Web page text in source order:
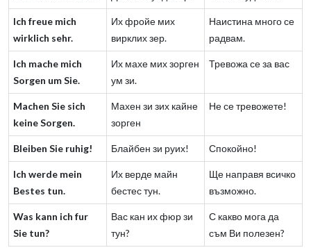
Ich freue mich
wirklich sehr.
Их фройе мих
вирклих зер.
Наистина много се
радвам.
Ich mache mich
Sorgen um Sie.
Их махе мих зорген
ум зи.
Тревожа се за вас
Machen Sie sich
keine Sorgen.
Махен зи зих кайне
зорген
Не се тревожете!
Bleiben Sie ruhig! Блайбен зи руих! Спокойно!
Ich werde mein
Bestes tun.
Их верде майн
бестес тун.
Ще направя всичко
възможно.
Was kann ich fur
Sie tun?
Вас кан их фюр зи
тун?
С какво мога да
съм Ви полезен?